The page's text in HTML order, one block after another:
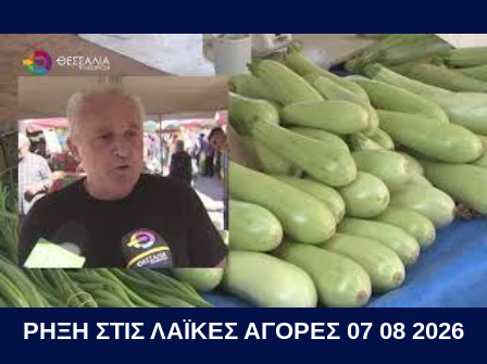
ΡΗΞΗ ΣΤΙΣ ΛΑΪΚΕΣ ΑΓΟΡΕΣ 07 08 2026